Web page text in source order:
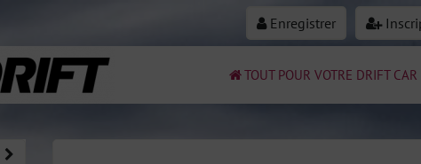
Enregistrer
TOUT POUR VOTRE DRIFT CAR